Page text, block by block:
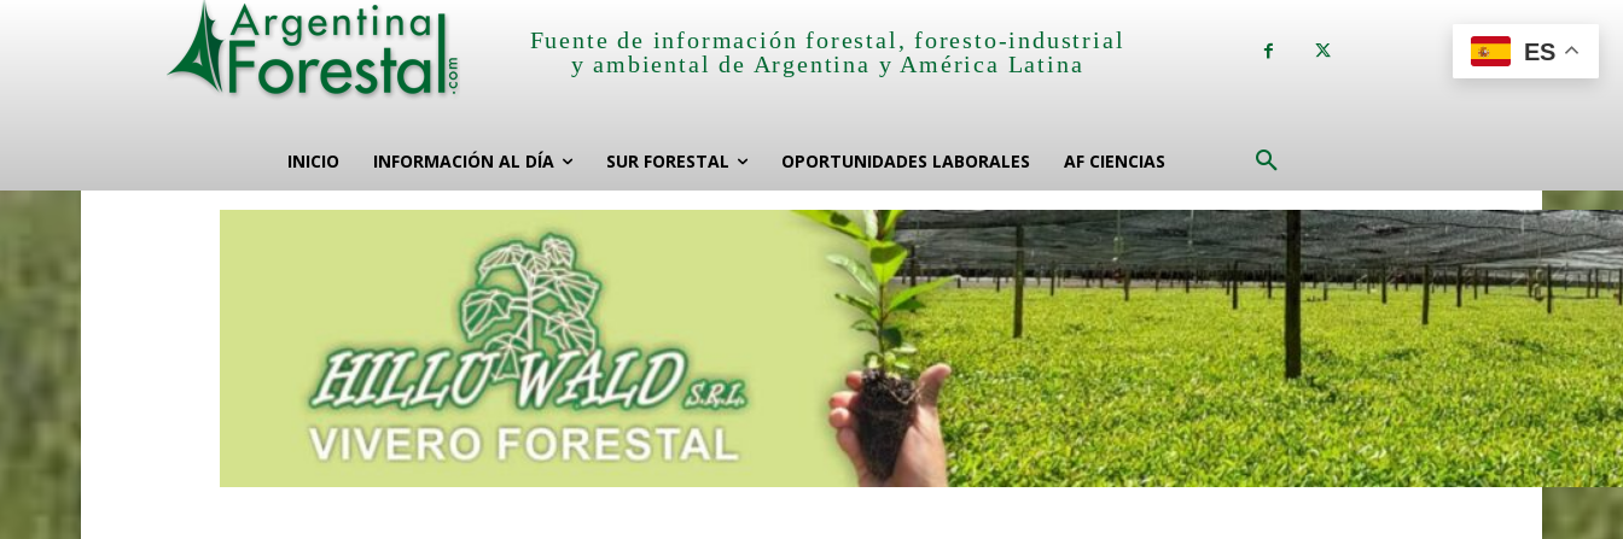
Fuente de información forestal, foresto-industrial
y ambiental de Argentina y América Latina
INICIO INFORMACIÓN AL DÍA SUR FORESTAL OPORTUNIDADES LABORALES AF CIENCIAS
ES